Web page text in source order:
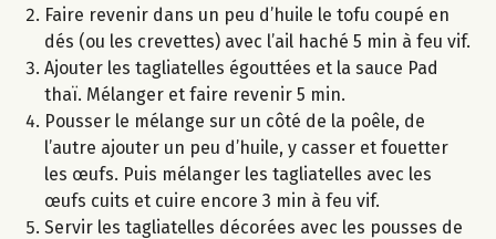
Faire revenir dans un peu d’huile le tofu coupé en
dés (ou les crevettes) avec l’ail haché 5 min à feu vif.
Ajouter les tagliatelles égouttées et la sauce Pad
thaï. Mélanger et faire revenir 5 min.
Pousser le mélange sur un côté de la poêle, de
l’autre ajouter un peu d’huile, y casser et fouetter
les œufs. Puis mélanger les tagliatelles avec les
œufs cuits et cuire encore 3 min à feu vif.
Servir les tagliatelles décorées avec les pousses de